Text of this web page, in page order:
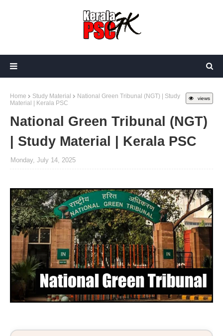
views
Home Study Material
National Green Tribunal (NGT) | Study
Material | Kerala PSC
National Green Tribunal (NGT)
| Study Material | Kerala PSC
Monday, July 14, 2025